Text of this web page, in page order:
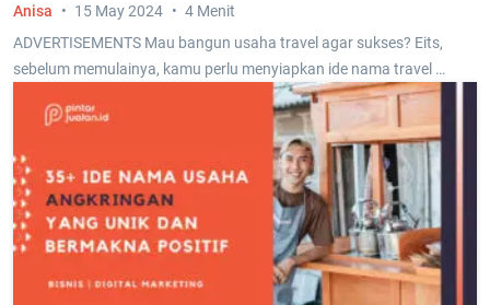
ADVERTISEMENTS Mau bangun usaha travel agar sukses? Eits,
sebelum memulainya, kamu perlu menyiapkan ide nama travel …
Anisa 15 May 2024 4 Menit